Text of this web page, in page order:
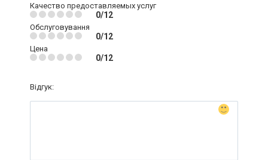
Качество предоставляемых услуг
0/12
Обслуговування
0/12
Цена
0/12
Відгук: